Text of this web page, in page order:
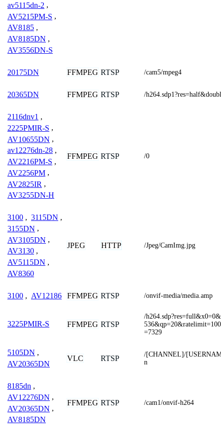
av5115dn-2 ,
AV5215PM-S ,
AV8185 ,
AV8185DN ,
AV3556DN-S
20175DN FFMPEG RTSP /cam5/mpeg4
20365DN FFMPEG RTSP /
2116dnv1 ,
2225PMIR-S ,
AV10655DN ,
av12276dn-28 ,
AV2216PM-S ,
AV2256PM ,
AV2825IR ,
AV3255DN-H
FFMPEG RTSP /0
3100 , 3115DN ,
3155DN ,
AV3105DN ,
AV3130 ,
AV5115DN ,
AV8360
JPEG HTTP /Jpeg/CamImg.jpg
3100 , AV12186 FFMPEG RTSP /onvif-media/media.amp
3225PMIR-S FFMPEG RTSP
/
=7329
5105DN ,
AV20365DN
VLC RTSP
/[CHANNEL]/
n
8185dn ,
AV12276DN ,
AV20365DN ,
AV8185DN
FFMPEG RTSP /cam1/onvif-h264